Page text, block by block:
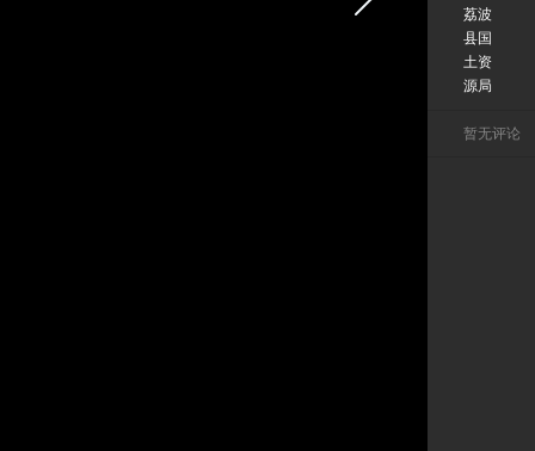
荔波
县国
土资
源局
暂无评论